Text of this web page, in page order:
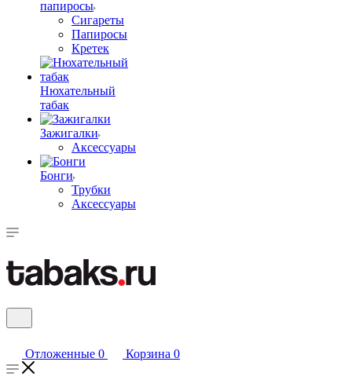
папиросы
Сигареты
Папиросы
Кретек
Нюхательный
табак
Зажигалки
Аксессуары
Бонги
Трубки
Аксессуары
Отложенные 0 Корзина 0